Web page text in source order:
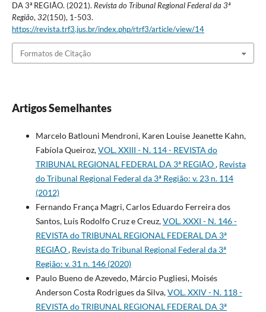
DA 3ª REGIÃO. (2021). Revista do Tribunal Regional Federal da 3ª
Região,32(150), 1-503.
https://revista.trf3.jus.br/index.php/rtrf3/article/view/14
Formatos de Citação
Artigos Semelhantes
Marcelo Batlouni Mendroni, Karen Louise Jeanette Kahn,
Fabíola Queiroz,VOL. XXIII - N. 114 - REVISTA do
TRIBUNAL REGIONAL FEDERAL DA 3ª REGIÃO, Revista
do Tribunal Regional Federal da 3ª Região: v. 23 n. 114
(2012)
Fernando França Magri, Carlos Eduardo Ferreira dos
Santos, Luís Rodolfo Cruz e Creuz,VOL. XXXI - N. 146 -
REVISTA do TRIBUNAL REGIONAL FEDERAL DA 3ª
REGIÃO, Revista do Tribunal Regional Federal da 3ª
Região: v. 31 n. 146 (2020)
Paulo Bueno de Azevedo, Márcio Pugliesi, Moisés
Anderson Costa Rodrigues da Silva,VOL. XXIV - N. 118 -
REVISTA do TRIBUNAL REGIONAL FEDERAL DA 3ª